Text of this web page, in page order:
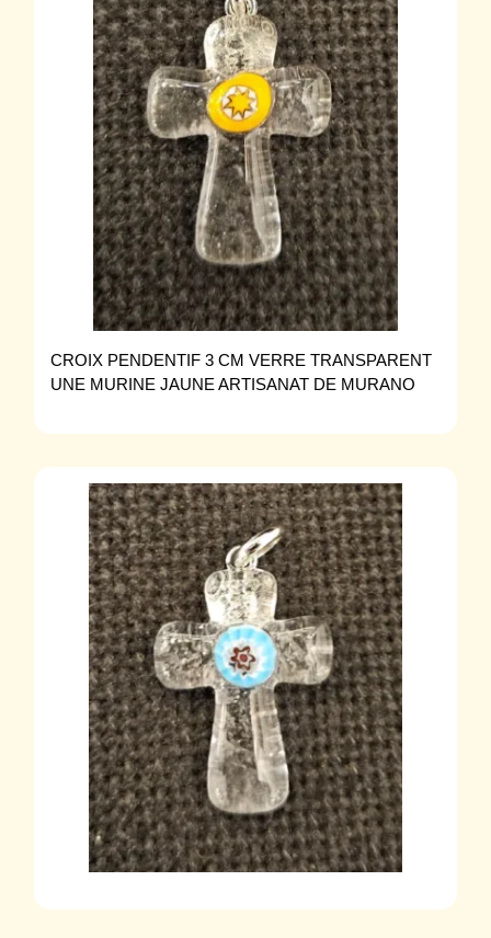
CROIX PENDENTIF 3 CM VERRE TRANSPARENT
UNE MURINE JAUNE ARTISANAT DE MURANO